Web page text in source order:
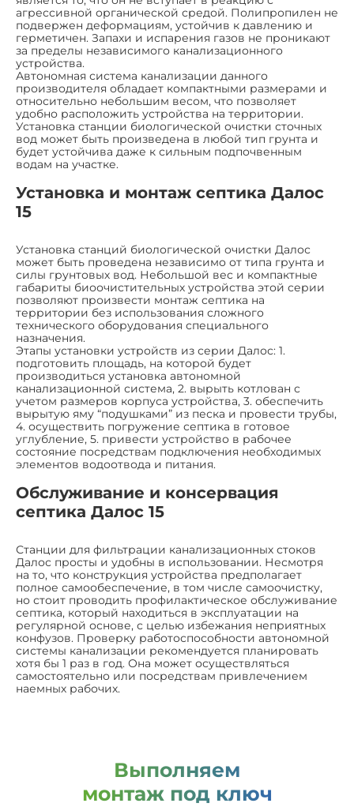
агрессивной органической средой. Полипропилен не
подвержен деформациям, устойчив к давлению и
герметичен. Запахи и испарения газов не проникают
за пределы независимого канализационного
устройства.
Автономная система канализации данного
производителя обладает компактными размерами и
относительно небольшим весом, что позволяет
удобно расположить устройства на территории.
Установка станции биологической очистки сточных
вод может быть произведена в любой тип грунта и
будет устойчива даже к сильным подпочвенным
водам на участке.
Установка и монтаж септика Далос
15
Установка станций биологической очистки Далос
может быть проведена независимо от типа грунта и
силы грунтовых вод. Небольшой вес и компактные
габариты биоочистительных устройства этой серии
позволяют произвести монтаж септика на
территории без использования сложного
технического оборудования специального
назначения.
Этапы установки устройств из серии Далос: 1.
подготовить площадь, на которой будет
производиться установка автономной
канализационной система, 2. вырыть котлован с
учетом размеров корпуса устройства, 3. обеспечить
вырытую яму “подушками” из песка и провести трубы,
4. осуществить погружение септика в готовое
углубление, 5. привести устройство в рабочее
состояние посредствам подключения необходимых
элементов водоотвода и питания.
Обслуживание и консервация
септика Далос 15
Станции для фильтрации канализационных стоков
Далос просты и удобны в использовании. Несмотря
на то, что конструкция устройства предполагает
полное самообеспечение, в том числе самоочистку,
но стоит проводить профилактическое обслуживание
септика, который находиться в эксплуатации на
регулярной основе, с целью избежания неприятных
конфузов. Проверку работоспособности автономной
системы канализации рекомендуется планировать
хотя бы 1 раз в год. Она может осуществляться
самостоятельно или посредствам привлечением
наемных рабочих.
Выполняем
монтаж под ключ